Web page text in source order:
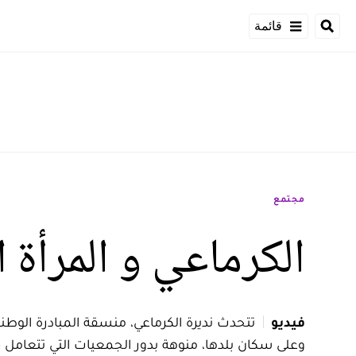
قائمة
مجتمع
الكرماعي و
فيديو
تتحدث نديرة الكرماعي، منسقة المبادرة
وعلى سكان بلدها، منوهة بدور الجمعيات التي تتعامل مع